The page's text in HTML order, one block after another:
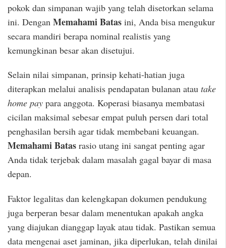
pokok dan simpanan wajib yang telah disetorkan selama
ini. Dengan Memahami Batas ini, Anda bisa mengukur
secara mandiri berapa nominal realistis yang
kemungkinan besar akan disetujui.
Selain nilai simpanan, prinsip kehati-hatian juga
diterapkan melalui analisis pendapatan bulanan atau take
home pay para anggota. Koperasi biasanya membatasi
cicilan maksimal sebesar empat puluh persen dari total
penghasilan bersih agar tidak membebani keuangan.
Memahami Batas rasio utang ini sangat penting agar
Anda tidak terjebak dalam masalah gagal bayar di masa
depan.
Faktor legalitas dan kelengkapan dokumen pendukung
juga berperan besar dalam menentukan apakah angka
yang diajukan dianggap layak atau tidak. Pastikan semua
data mengenai aset jaminan, jika diperlukan, telah dinilai